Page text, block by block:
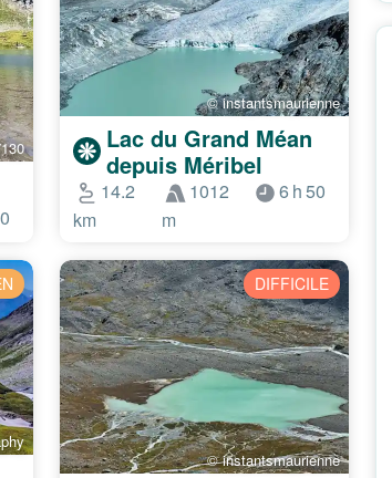
© instantsmaurienne
Lac du Grand Méan
depuis Méribel
14.2
km
1012
m
6 h 50
DIFFICILE
© instantsmaurienne